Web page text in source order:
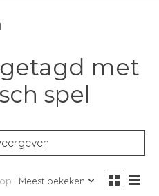
met
spel
Meest bekeken